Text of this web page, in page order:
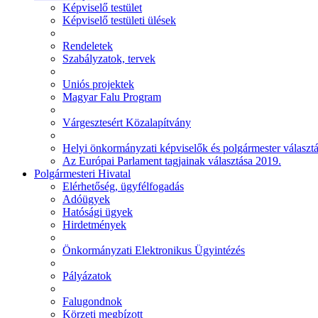
Képviselő testület
Képviselő testületi ülések
Rendeletek
Szabályzatok, tervek
Uniós projektek
Magyar Falu Program
Várgesztesért Közalapítvány
Helyi önkormányzati képviselők és polgármester
Az Európai Parlament tagjainak választása 2019.
Polgármesteri Hivatal
Elérhetőség, ügyfélfogadás
Adóügyek
Hatósági ügyek
Hirdetmények
Önkormányzati Elektronikus Ügyintézés
Pályázatok
Falugondnok
Körzeti megbízott